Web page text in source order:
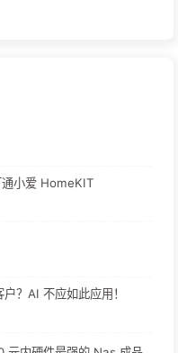
小爱 HomeKIT
？AI 不应如此应用！